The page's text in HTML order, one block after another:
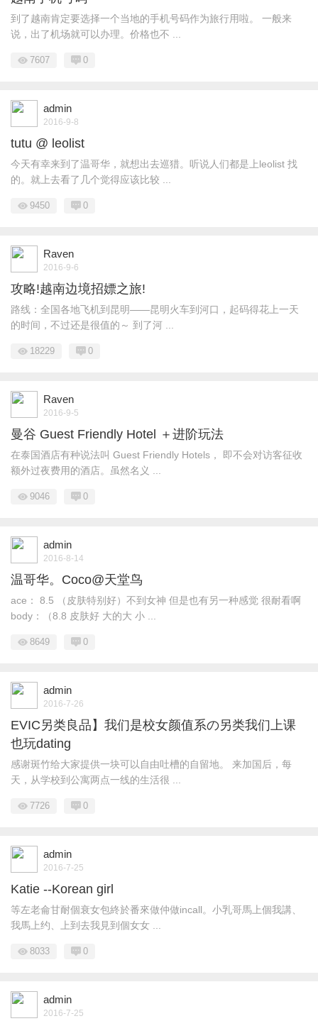
到了越南肯定要选择一个当地的手机号码作为旅行用啦。 一般来
说，出了机场就可以办理。价格也不 ...
7607 0
admin
2016-9-8
tutu @ leolist
今天有幸来到了温哥华，就想出去巡猎。听说人们都是上leolist 找
的。就上去看了几个觉得应该比较 ...
9450 0
Raven
2016-9-6
攻略!越南边境招嫖之旅!
路线：全国各地飞机到昆明——昆明火车到河口，起码得花上一天
的时间，不过还是很值的～ 到了河 ...
18229 0
Raven
2016-9-5
曼谷 Guest Friendly Hotel ＋进阶玩法
在泰国酒店有种说法叫 Guest Friendly Hotels， 即不会对访客征收
额外过夜费用的酒店。虽然名义 ...
9046 0
admin
2016-8-14
温哥华。Coco@天堂鸟
ace： 8.5 （皮肤特别好）不到女神 但是也有另一种感觉 很耐看啊
body：（8.8 皮肤好 大的大 小 ...
8649 0
admin
2016-7-26
EVIC另类良品】我们是校女颜值系の另类我们上课
也玩dating
感谢斑竹给大家提供一块可以自由吐槽的自留地。 来加国后，每
天，从学校到公寓两点一线的生活很 ...
7726 0
admin
2016-7-25
Katie --Korean girl
等左老侖甘耐個衰女包終於番來做仲做incall。小乳哥馬上個我講、
我馬上约、上到去我見到個女女 ...
8033 0
admin
2016-7-25